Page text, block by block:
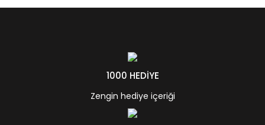
1000 HEDİYE
Zengin hediye içeriği